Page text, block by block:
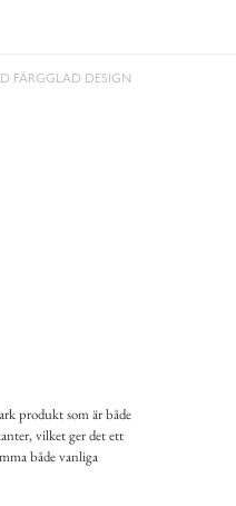
FÄRGGLAD DESIGN
produkt som är både
vilket ger det ett
både vanliga